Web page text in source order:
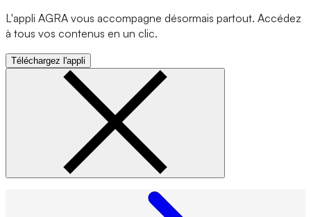
L'appli AGRA vous accompagne désormais partout. Accédez
à tous vos contenus en un clic.
Téléchargez l'appli